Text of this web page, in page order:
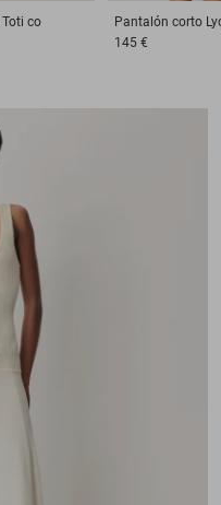
Toti co
Pantalón corto
145 €